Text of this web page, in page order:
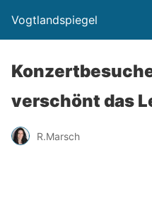
Vogtlandspiegel
verschönt das
R.Marsch